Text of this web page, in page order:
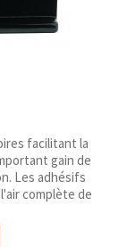
facilitant la
gain de
Les adhésifs
complète de